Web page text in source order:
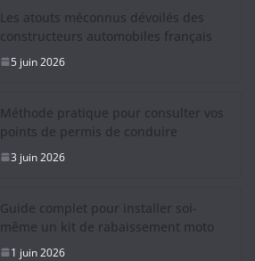
Les atouts méconnus dévoilés des
constructeurs automobiles français
5 juin 2026
Méthode pratique pour consulter vos
points de permis de conduire
3 juin 2026
Guide complet pour installer soi-
même un kit de rabaissement moto
1 juin 2026